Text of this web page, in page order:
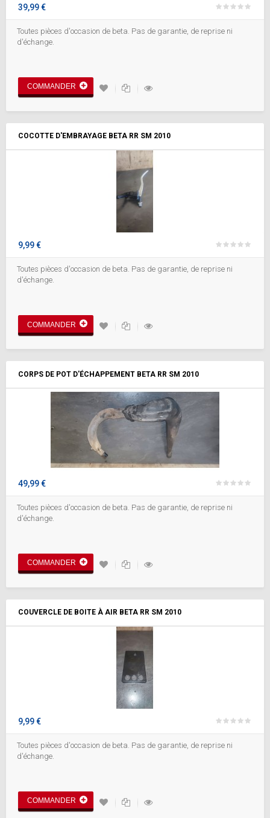
39,99 €
Toutes pièces d'occasion de beta. Pas de garantie, de reprise ni
d'échange.
COMMANDER
COCOTTE D'EMBRAYAGE BETA RR SM 2010
9,99 €
Toutes pièces d'occasion de beta. Pas de garantie, de reprise ni
d'échange.
COMMANDER
CORPS DE POT D'ÉCHAPPEMENT BETA RR SM 2010
49,99 €
Toutes pièces d'occasion de beta. Pas de garantie, de reprise ni
d'échange.
COMMANDER
COUVERCLE DE BOITE À AIR BETA RR SM 2010
9,99 €
Toutes pièces d'occasion de beta. Pas de garantie, de reprise ni
d'échange.
COMMANDER